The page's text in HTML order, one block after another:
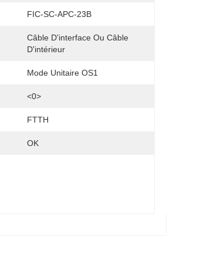
FIC-SC-APC-23B
Câble D'interface Ou Câble
D'intérieur
Mode Unitaire OS1
<0>
FTTH
OK